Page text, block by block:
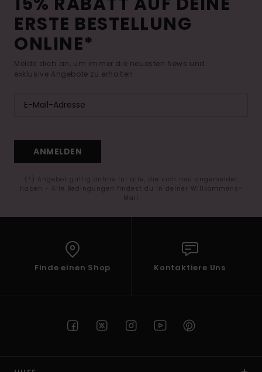
ERSTE BESTELLUNG
ONLINE*
Melde dich an, um immer die neuesten News und
exklusive Angebote zu erhalten.
ANMELDEN
(*) Angebot gültig online für alle, die sich neu angemeldet
haben - Alle Bedingungen findest du in deiner Willkommens-
Mail
Finde einen Shop Kontaktiere Uns